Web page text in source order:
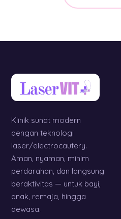
Klinik sunat modern
dengan teknologi
laser/electrocautery.
Aman, nyaman, minim
perdarahan, dan langsung
beraktivitas — untuk bayi,
anak, remaja, hingga
dewasa.